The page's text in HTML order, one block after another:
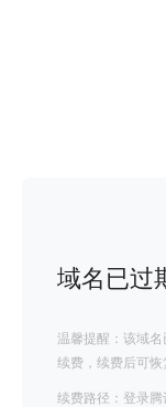
域名已过
温馨提醒：该域
续费，续费后可恢
续费路径：登录